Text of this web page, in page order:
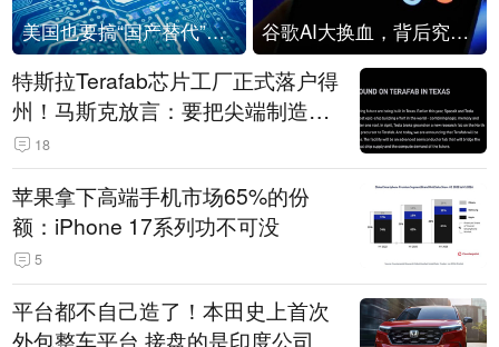
美国也要搞“国产替代”？先算清三笔账 谷歌AI大换血，背后究竟发生了什么？
特斯拉Terafab芯片工厂正式落户得
州！马斯克放言：要把尖端制造带
回美国
18
苹果拿下高端手机市场65%的份
额：iPhone 17系列功不可没
5
平台都不自己造了！本田史上首次
外包整车平台 接盘的是印度公司